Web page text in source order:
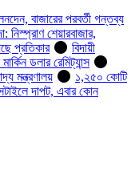
বাজারের পরবর্তী গন্তব্য
শেয়ারবাজার,
প্রতিকার
বিদায়ী
ডলার রেমিট্যান্স
মন্ত্রণালয়
১,২৫০ কোটি
দাপট, এবার কোন